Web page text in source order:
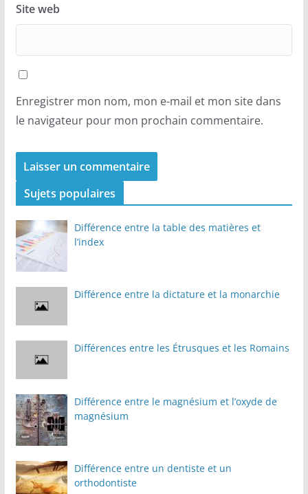
Site web
Enregistrer mon nom, mon e-mail et mon site dans
le navigateur pour mon prochain commentaire.
Sujets populaires
Différence entre la table des matières et
l’index
Différence entre la dictature et la monarchie
Différences entre les Étrusques et les Romains
Différence entre le magnésium et l’oxyde de
magnésium
Différence entre un dentiste et un
orthodontiste